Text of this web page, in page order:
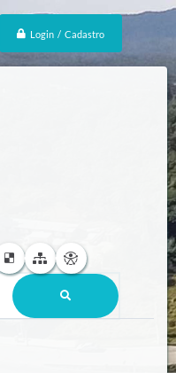
Login / Cadastro